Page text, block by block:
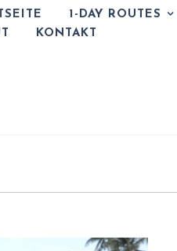
1-DAY ROUTES
KONTAKT